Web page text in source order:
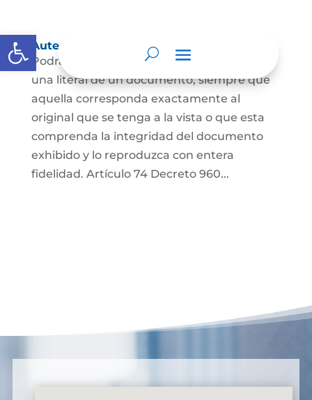
Abrir barra de herramientas
Autenticación de Copias
Podrá autenticarse una copia mecánica o
una literal de un documento, siempre que
aquella corresponda exactamente al
original que se tenga a la vista o que esta
comprenda la integridad del documento
exhibido y lo reproduzca con entera
fidelidad. Artículo 74 Decreto 960...